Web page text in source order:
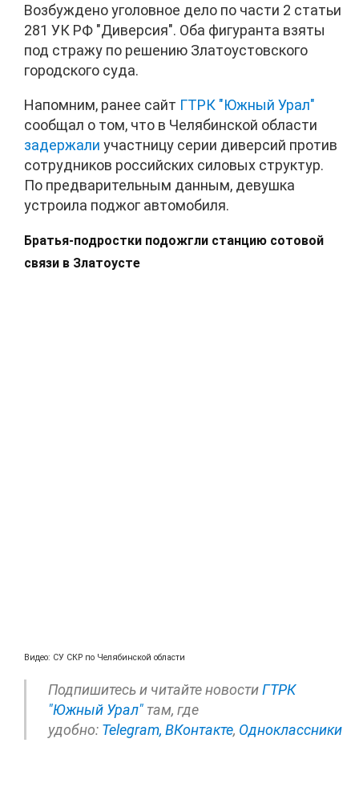
Возбуждено уголовное дело по части 2 статьи
281 УК РФ "Диверсия". Оба фигуранта взяты
под стражу по решению Златоустовского
городского суда.
Напомним, ранее сайт ГТРК "Южный Урал"
сообщал о том, что в Челябинской области
задержали участницу серии диверсий против
сотрудников российских силовых структур.
По предварительным данным, девушка
устроила поджог автомобиля.
Братья-подростки подожгли станцию сотовой
связи в Златоусте
Видео: СУ СКР по Челябинской области
Подпишитесь и читайте новостиГТРК
"Южный Урал" там, где
удобно: Telegram, ВКонтакте, Одноклассники